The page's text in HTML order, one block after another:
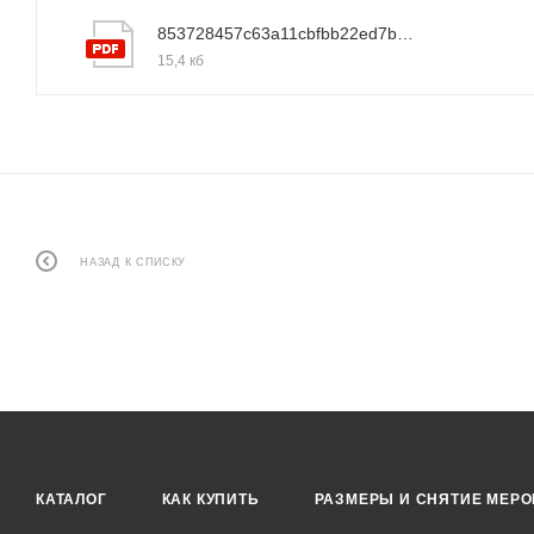
15,4 кб
НАЗАД К СПИСКУ
КАТАЛОГ КАК КУПИТЬ РАЗМЕРЫ И СНЯТИЕ